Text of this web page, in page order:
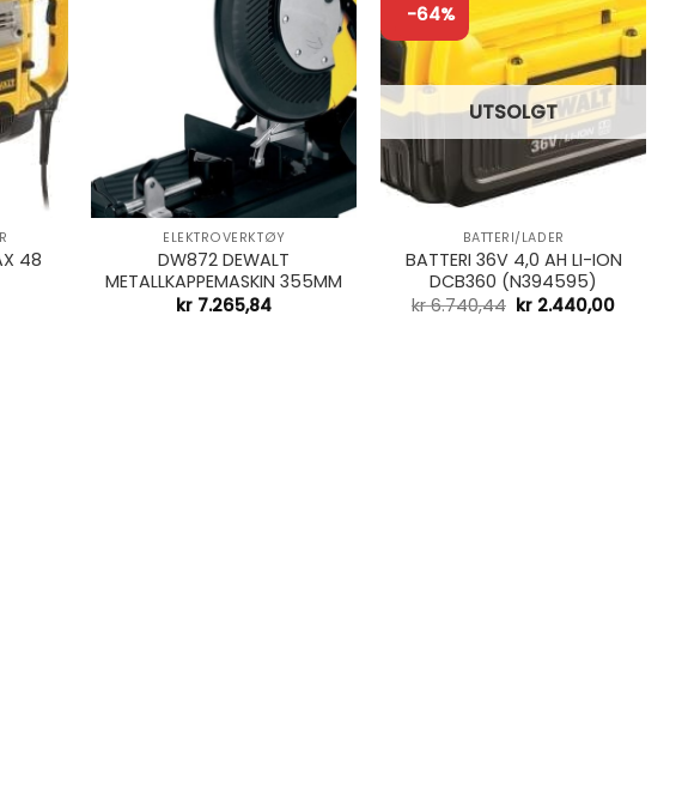
48
+
ELEKTROVERKTØY
DW872 DEWALT
METALLKAPPEMASKIN 355MM
kr 7.265,84
-64%
+
UTSOLGT
BATTERI/LADER
BATTERI 36V 4,0 AH LI-ION
DCB360 (N394595)
kr6.740,44 Opprinnelig
kr 2.440,00